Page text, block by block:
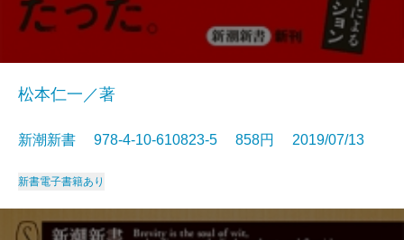
松本仁一／著
新潮新書 978-4-10-610823-5 858円 2019/07/13
新書電子書籍あり